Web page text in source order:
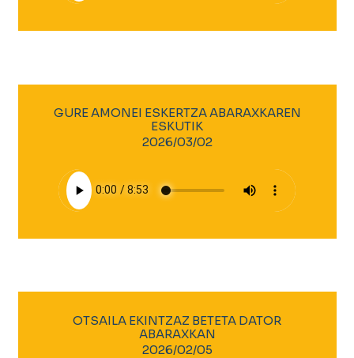
GURE AMONEI ESKERTZA ABARAXKAREN
ESKUTIK
2026/03/02
OTSAILA EKINTZAZ BETETA DATOR
ABARAXKAN
2026/02/05